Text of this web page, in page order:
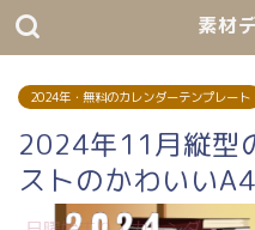
素材
2024年・無料のカレンダーテンプレート
2024年11月縦型
ストのかわいい